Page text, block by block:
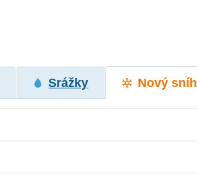
Srážky Nový sníh